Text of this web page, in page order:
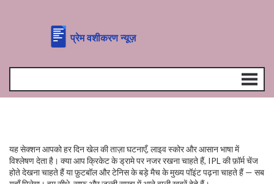
यह सेक्शन आपको हर दिन खेल की ताज़ा घटनाएँ, लाइव स्कोर और आसान भाषा में
विश्लेषण देता है। क्या आप क्रिकेट के ड्रामे पर नजर रखना चाहते हैं, IPL की फ़ॉर्म चेंज
होते देखना चाहते हैं या फ़ुटबॉल और टेनिस के बड़े मैच के मुख्य पॉइंट पढ़ना चाहते हैं — सब